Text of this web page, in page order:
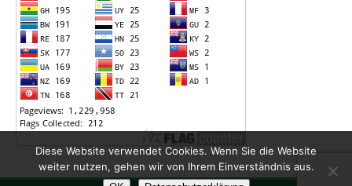
Diese Website verwendet Cookies. Wenn Sie die Website
weiter nutzen, gehen wir von Ihrem Einverständnis aus.